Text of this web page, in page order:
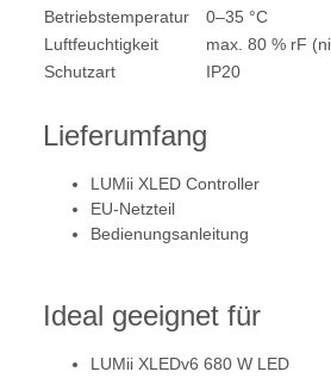
Betriebstemperatur
0–35 °C
Luftfeuchtigkeit
max. 80 % rF
Schutzart
IP20
Lieferumfang
LUMii XLED Controller
EU-Netzteil
Bedienungsanleitung
Ideal geeignet für
LUMii XLEDv6 680 W LED